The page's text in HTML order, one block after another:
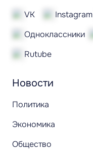
Новости
Политика
Экономика
Общество
VK Instagram
Одноклассники
Rutube